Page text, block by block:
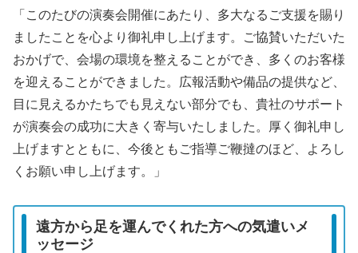
「このたびの演奏会開催にあたり、多大なるご支援を賜り
ましたことを心より御礼申し上げます。ご協賛いただいた
おかげで、会場の環境を整えることができ、多くのお客様
を迎えることができました。広報活動や備品の提供など、
目に見えるかたちでも見えない部分でも、貴社のサポート
が演奏会の成功に大きく寄与いたしました。厚く御礼申し
上げますとともに、今後ともご指導ご鞭撻のほど、よろし
くお願い申し上げます。」
遠方から足を運んでくれた方への気遣いメ
ッセージ